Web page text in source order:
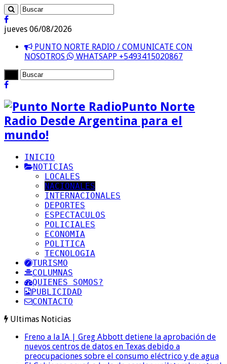
jueves 06/08/2026
PUNTO NORTE RADIO / COMUNICATE CON
NOSOTROS
WHATSAPP +5493415020867
Punto Norte
Radio Desde Argentina para el
mundo!
INICIO
NOTICIAS
LOCALES
NACIONALES
INTERNACIONALES
DEPORTES
ESPECTACULOS
POLICIALES
ECONOMIA
POLITICA
TECNOLOGIA
TURISMO
COLUMNAS
QUIENES SOMOS?
PUBLICIDAD
CONTACTO
Ultimas Noticias
Freno a la IA | Greg Abbott detiene la aprobación de
nuevos centros de datos en Texas debido a
preocupaciones sobre el consumo eléctrico y de agua